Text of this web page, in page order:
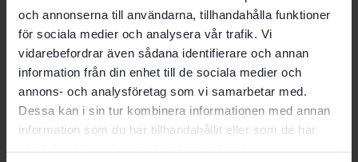
och annonserna till användarna, tillhandahålla funktioner
för sociala medier och analysera vår trafik. Vi
vidarebefordrar även sådana identifierare och annan
information från din enhet till de sociala medier och
annons- och analysföretag som vi samarbetar med.
Dessa kan i sin tur kombinera informationen med annan
information som du har tillhandahållit eller som de har
2097kr
Festool Systainer³ SYS3
M 112